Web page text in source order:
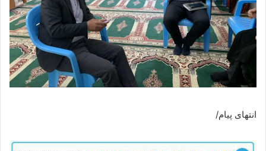
انتهای پیام/